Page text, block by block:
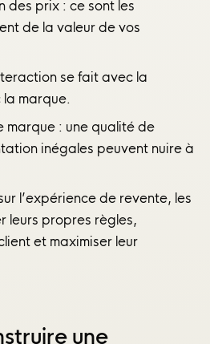
des prix : ce sont les
de la valeur de vos
se fait avec la
marque.
marque : une qualité de
inégales peuvent nuire à
l’expérience de revente, les
leurs propres règles,
et maximiser leur
une